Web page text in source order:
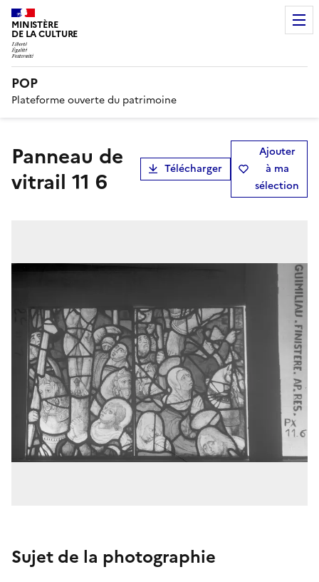
MINISTÈRE
DE LA CULTURE
POP
Plateforme ouverte du patrimoine
Panneau de
vitrail 11 6
Télécharger
Ajouter
à ma
sélection
Sujet de la photographie